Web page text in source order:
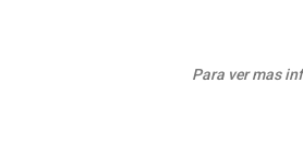
Para ver mas